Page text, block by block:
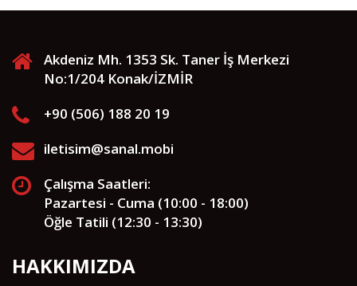
Akdeniz Mh. 1353 Sk. Taner İş Merkezi
No:1/204 Konak/İZMİR
+90 (506) 188 20 19
iletisim@sanal.mobi
Çalışma Saatleri:
Pazartesi - Cuma (10:00 - 18:00)
Öğle Tatili (12:30 - 13:30)
HAKKIMIZDA